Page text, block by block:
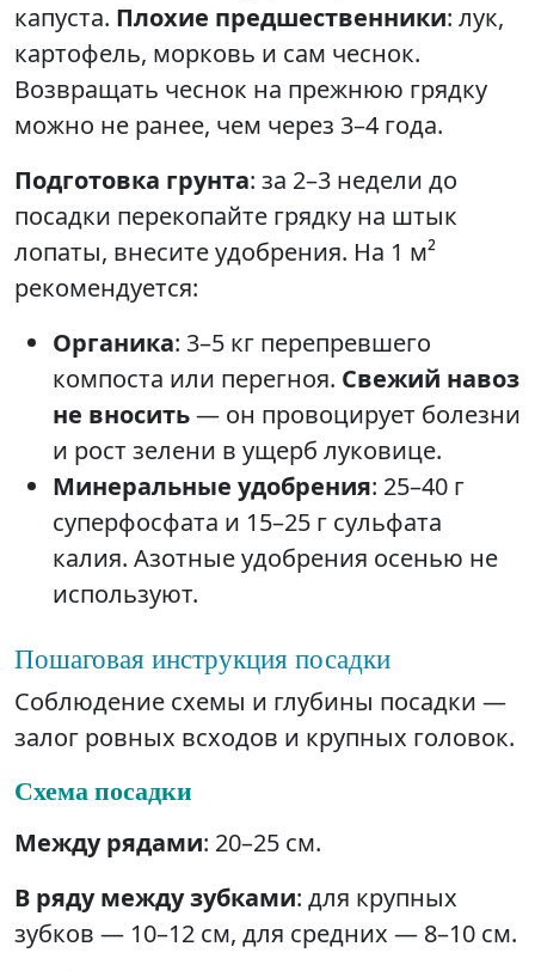
капуста. Плохие предшественники: лук,
картофель, морковь и сам чеснок.
Возвращать чеснок на прежнюю грядку
можно не ранее, чем через 3–4 года.
Подготовка грунта: за 2–3 недели до
посадки перекопайте грядку на штык
лопаты, внесите удобрения. На 1 м²
рекомендуется:
Органика: 3–5 кг перепревшего
компоста или перегноя. Свежий навоз
не вносить— он провоцирует болезни
и рост зелени в ущерб луковице.
Минеральные удобрения: 25–40 г
суперфосфата и 15–25 г сульфата
калия. Азотные удобрения осенью не
используют.
Пошаговая инструкция посадки
Соблюдение схемы и глубины посадки —
залог ровных всходов и крупных головок.
Схема посадки
Между рядами: 20–25 см.
В ряду между зубками: для крупных
зубков — 10–12 см, для средних — 8–10 см.